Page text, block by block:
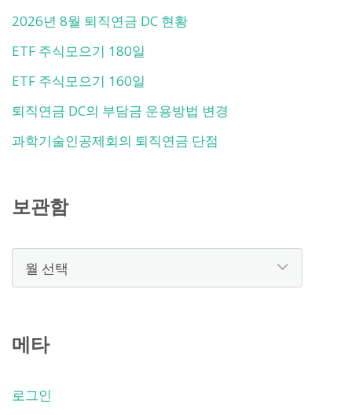
2026년 8월 퇴직연금 DC 현황
ETF 주식모으기 180일
ETF 주식모으기 160일
퇴직연금 DC의 부담금 운용방법 변경
과학기술인공제회의 퇴직연금 단점
보관함
메타
로그인